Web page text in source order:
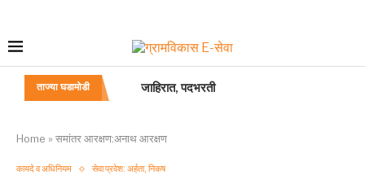
ताज्या घडामोडी
जाहिरात, पदभरती
Home » समांतर आरक्षण:अनाथ आरक्षण
कायदे व अधिनियम सेवा प्रवेश: अर्हता, निकष